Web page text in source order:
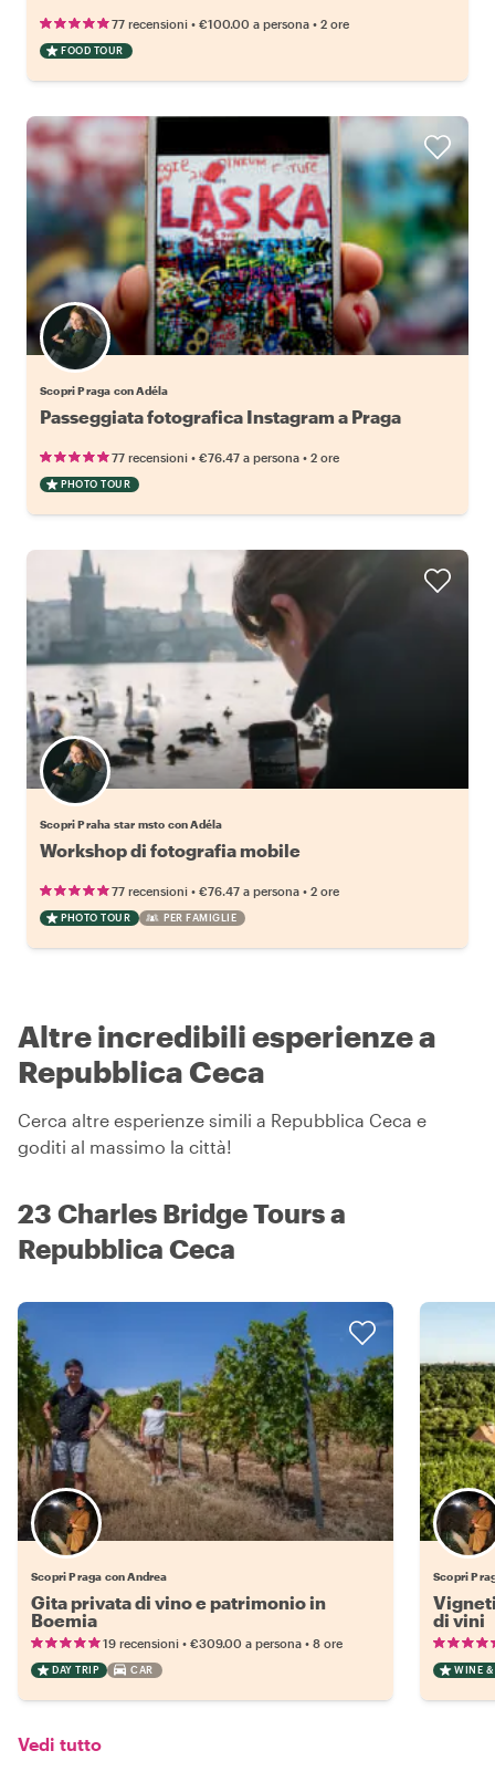
77 recensioni • €100.00 a persona • 2 ore
FOOD TOUR
Scopri Praga con Adéla
Passeggiata fotografica Instagram a Praga
77 recensioni • €76.47 a persona • 2 ore
PHOTO TOUR
Scopri Praha star msto con Adéla
Workshop di fotografia mobile
77 recensioni • €76.47 a persona • 2 ore
PHOTO TOUR PER FAMIGLIE
Altre incredibili esperienze a
Repubblica Ceca
Cerca altre esperienze simili a Repubblica Ceca e
goditi al massimo la città!
23 Charles Bridge Tours a
Repubblica Ceca
Scopri Praga con Andrea
Gita privata di vino e patrimonio in
Boemia
19 recensioni • €309.00 a persona • 8 ore
DAY TRIP CAR
Scopri
di vini
WINE &
Vedi tutto